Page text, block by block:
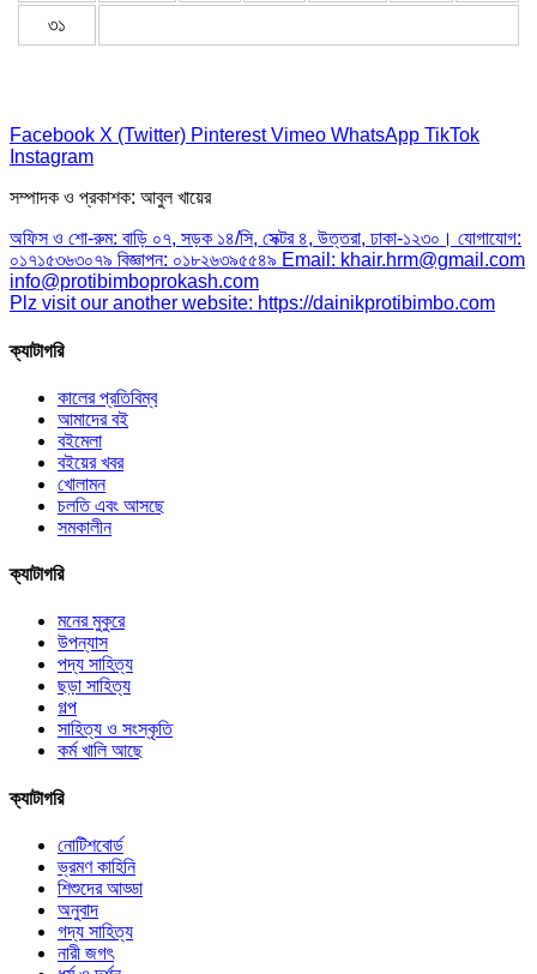
৩১
Facebook X (Twitter) Pinterest Vimeo WhatsApp TikTok
Instagram
সম্পাদক ও প্রকাশক: আবুল খায়ের
অফিস ও শো-রুম: বাড়ি ০৭, সড়ক ১৪/সি, সেক্টর ৪, উত্তরা, ঢাকা-১২৩০। যোগাযোগ:
০১৭১৫৩৬৩০৭৯ বিজ্ঞাপন: ০১৮২৬৩৯৫৫৪৯ Email: khair.hrm@gmail.com
info@protibimboprokash.com
Plz visit our another website: https://dainikprotibimbo.com
ক্যাটাগরি
কালের প্রতিবিম্ব
আমাদের বই
বইমেলা
বইয়ের খবর
খোলামন
চলতি এবং আসছে
সমকালীন
ক্যাটাগরি
মনের মুকুরে
উপন্যাস
পদ্য সাহিত্য
ছড়া সাহিত্য
গল্প
সাহিত্য ও সংস্কৃতি
কর্ম খালি আছে
ক্যাটাগরি
নোটিশবোর্ড
ভ্রমণ কাহিনি
শিশুদের আড্ডা
অনুবাদ
গদ্য সাহিত্য
নারী জগৎ